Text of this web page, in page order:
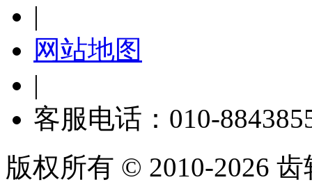
|
网站地图
|
客服电话：010-
版权所有 © 2010-2026